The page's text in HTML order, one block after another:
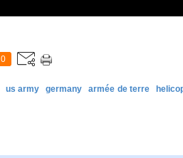
0
us army germany armée de terre